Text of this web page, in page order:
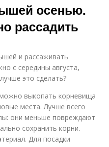
осенью.
рассадить
и рассаживать
с середины августа,
это сделать?
выкопать корневища
места. Лучше всего
они меньше повреждают
сохранить корни.
Для посадки